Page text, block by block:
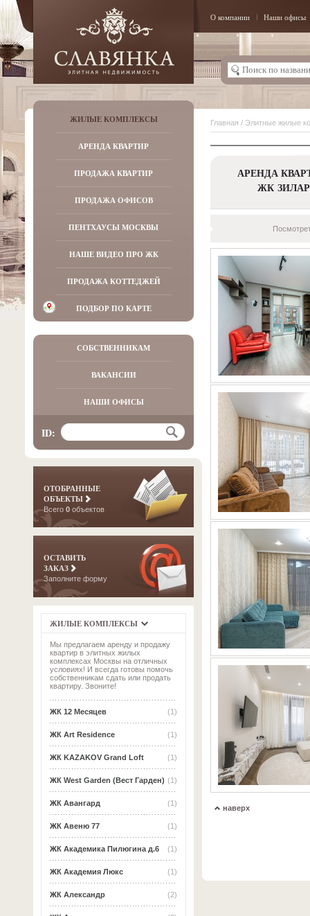
О компании Наши офисы
ЖИЛЫЕ КОМПЛЕКСЫ
АРЕНДА КВАРТИР
ПРОДАЖА КВАРТИР
ПРОДАЖА ОФИСОВ
ПЕНТХАУСЫ МОСКВЫ
НАШЕ ВИДЕО ПРО ЖК
ПРОДАЖА КОТТЕДЖЕЙ
ПОДБОР ПО КАРТЕ
СОБСТВЕННИКАМ
ВАКАНСИИ
НАШИ ОФИСЫ
ID:
ОТОБРАННЫЕ
ОБЪЕКТЫ
Всего 0 объектов
ОСТАВИТЬ
ЗАКАЗ
Заполните форму
ЖИЛЫЕ КОМПЛЕКСЫ
Мы предлагаем аренду и продажу
квартир в элитных жилых
комплексах Москвы на отличных
условиях! И всегда готовы помочь
собственникам сдать или продать
квартиру. Звоните!
(1)
ЖК 12 Месяцев
(1)
ЖК Art Residence
(1)
ЖК KAZAKOV Grand Loft
(1)
ЖК West Garden (Вест Гарден)
(1)
ЖК Авангард
(1)
ЖК Авеню 77
(1)
ЖК Академика Пилюгина д.6
(1)
ЖК Академия Люкс
(2)
ЖК Александр
Главная / Элитные жилые
АРЕНДА
ЖК
наверх